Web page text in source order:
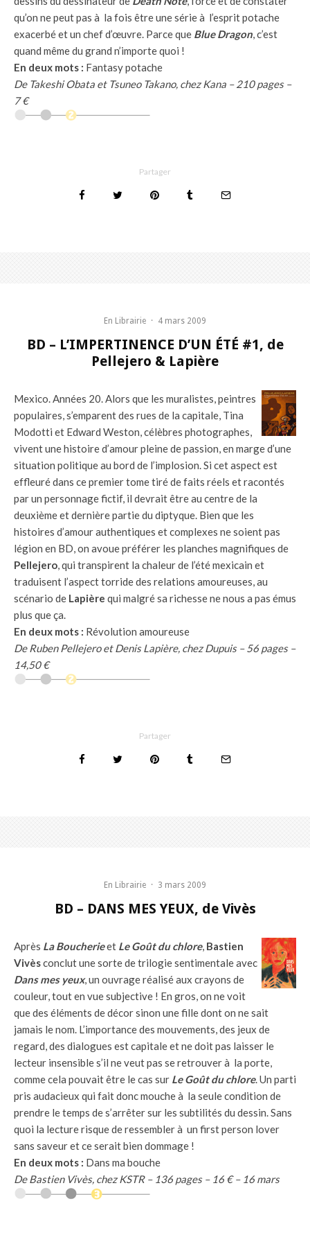
qu’on ne peut pas à la fois être une série à l’esprit potache
exacerbé et un chef d’œuvre. Parce que Blue Dragon, c’est
quand même du grand n’importe quoi !
En deux mots : Fantasy potache
De Takeshi Obata et Tsuneo Takano, chez Kana – 210 pages –
7 €
Partager
En Librairie · 4 mars 2009
BD – L’IMPERTINENCE D’UN ÉTÉ #1, de
Pellejero & Lapière
Mexico. Années 20. Alors que les muralistes, peintres
populaires, s’emparent des rues de la capitale, Tina
Modotti et Edward Weston, célèbres photographes,
vivent une histoire d’amour pleine de passion, en marge d’une
situation politique au bord de l’implosion. Si cet aspect est
effleuré dans ce premier tome tiré de faits réels et racontés
par un personnage fictif, il devrait être au centre de la
deuxième et dernière partie du diptyque. Bien que les
histoires d’amour authentiques et complexes ne soient pas
légion en BD, on avoue préférer les planches magnifiques de
Pellejero, qui transpirent la chaleur de l’été mexicain et
traduisent l’aspect torride des relations amoureuses, au
scénario de Lapière qui malgré sa richesse ne nous a pas émus
plus que ça.
En deux mots : Révolution amoureuse
De Ruben Pellejero et Denis Lapière, chez Dupuis – 56 pages –
14,50 €
Partager
En Librairie · 3 mars 2009
BD – DANS MES YEUX, de Vivès
Après La Boucherieet Le Goût du chlore, Bastien
Vivèsconclut une sorte de trilogie sentimentale avec
Dans mes yeux, un ouvrage réalisé aux crayons de
couleur, tout en vue subjective ! En gros, on ne voit
que des éléments de décor sinon une fille dont on ne sait
jamais le nom. L’importance des mouvements, des jeux de
regard, des dialogues est capitale et ne doit pas laisser le
lecteur insensible s’il ne veut pas se retrouver à la porte,
comme cela pouvait être le cas sur Le Goût du chlore. Un parti
pris audacieux qui fait donc mouche à la seule condition de
prendre le temps de s’arrêter sur les subtilités du dessin. Sans
quoi la lecture risque de ressembler à un first person lover
sans saveur et ce serait bien dommage !
En deux mots : Dans ma bouche
De Bastien Vivès, chez KSTR – 136 pages – 16 € – 16 mars